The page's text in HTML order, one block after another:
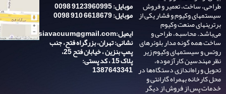
طراحی، ساخت، تعمیر و فروش
سیستمهای وکیوم و فشار یکی از
برترینهای صنعت وکیوم
می‌باشد. محاسبه، طراحی و
ساخت همه گونه مدار بلوئرهای
روتس و سیستمهای وکیوم زیر
نظر مهندسین کارآزموده،
تحویل و راه‌اندازی دستگاه‌ها در
محل کارخانه بهمراه گارانتی و
خدمات پس از فروش از دیگر
موبایل: 9123960995 0098
موبایل: 6618679 910 0098
ایمیل:asiavacuum@gmail.com
نشانی: تهران، بزرگراه فتح، جنب
پمپ بنزین ، خیابان فتح 25،
پلاک 15 ، کد پستی:
1387643341